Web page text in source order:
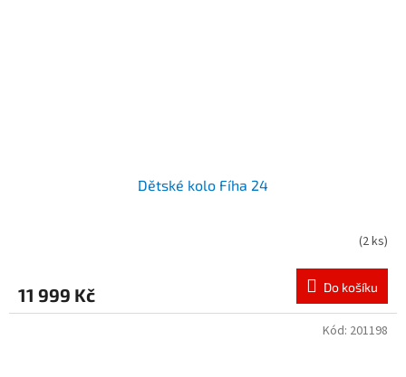
Dětské kolo Fíha 24
(2 ks)
11 999 Kč Do košíku
Kód: 201198